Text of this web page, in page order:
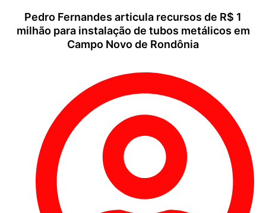
Pedro Fernandes articula recursos de R$ 1
milhão para instalação de tubos metálicos em
Campo Novo de Rondônia